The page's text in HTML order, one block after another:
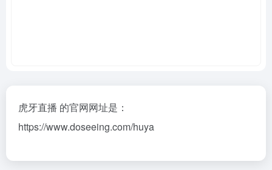
虎牙直播 的官网网址是：
https://www.doseeing.com/huya